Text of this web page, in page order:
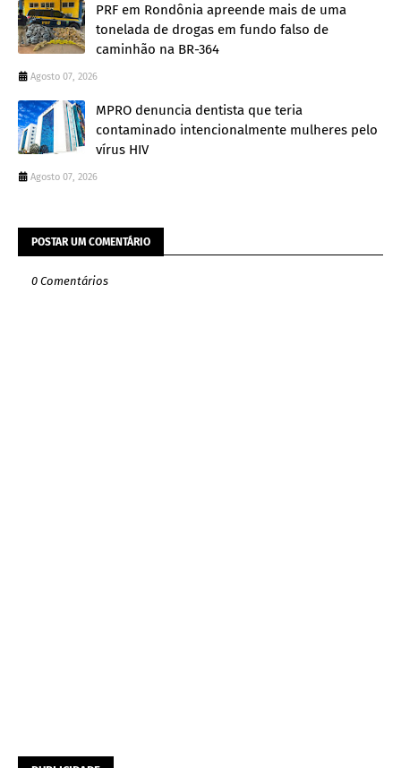
PRF em Rondônia apreende mais de uma
tonelada de drogas em fundo falso de
caminhão na BR-364
Agosto 07, 2026
MPRO denuncia dentista que teria
contaminado intencionalmente mulheres pelo
vírus HIV
Agosto 07, 2026
POSTAR UM COMENTÁRIO
0 Comentários